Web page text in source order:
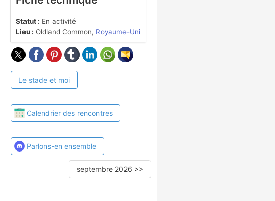
Statut : En activité
Lieu : Oldland Common, Royaume-Uni
Le stade et moi
Calendrier des rencontres
Parlons-en ensemble
septembre 2026 >>